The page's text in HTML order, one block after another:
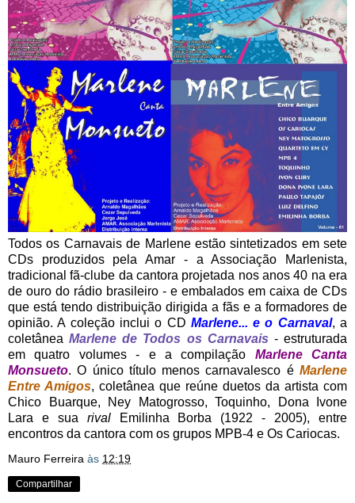
Todos os Carnavais de Marlene estão sintetizados em sete
CDs produzidos pela Amar - a Associação Marlenista,
tradicional fã-clube da cantora projetada nos anos 40 na era
de ouro do rádio brasileiro - e embalados em caixa de CDs
que está tendo distribuição dirigida a fãs e a formadores de
opinião. A coleção inclui o CD Marlene... e o Carnaval, a
coletâneaMarlene de Todos os Carnavais - estruturada
em quatro volumes - e a compilação Marlene Canta
Monsueto. O único título menos carnavalesco é Marlene
Entre Amigos, coletânea que reúne duetos da artista com
Chico Buarque, Ney Matogrosso, Toquinho, Dona Ivone
Lara e sua rivalEmilinha Borba (1922 - 2005), entre
encontros da cantora com os grupos MPB-4 e Os Cariocas.
Mauro Ferreira às 12:19
Compartilhar